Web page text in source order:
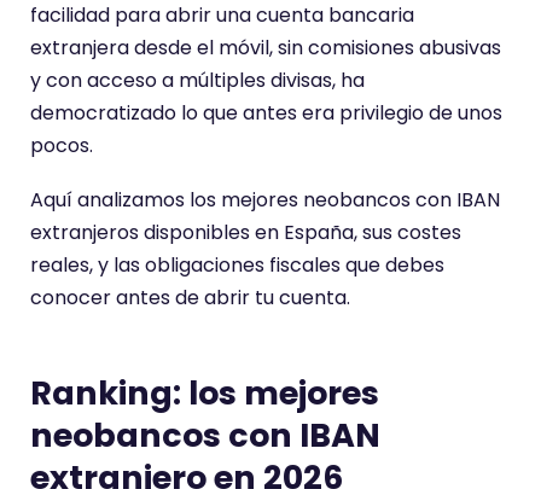
facilidad para abrir una cuenta bancaria
extranjera desde el móvil, sin comisiones abusivas
y con acceso a múltiples divisas, ha
democratizado lo que antes era privilegio de unos
pocos.
Aquí analizamos los mejores neobancos con IBAN
extranjeros disponibles en España, sus costes
reales, y las obligaciones fiscales que debes
conocer antes de abrir tu cuenta.
Ranking: los mejores
neobancos con IBAN
extranjero en 2026